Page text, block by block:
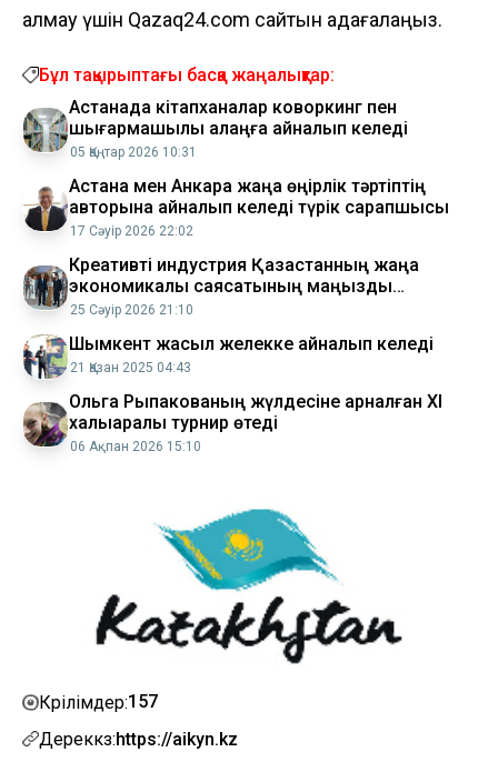
алмау үшін Qazaq24.com сайтын қадағалаңыз.
Бұл тақырыптағы басқа жаңалықтар:
Астанада кітапханалар коворкинг пен
шығармашылық алаңға айналып келеді
05 Қаңтар 2026 10:31
Астана мен Анкара жаңа өңірлік тәртіптің
авторына айналып келеді түрік сарапшысы
17 Сәуір 2026 22:02
Креативті индустрия Қазақстанның жаңа
экономикалық саясатының маңызды
бағытына айналып келеді Аида Балаева
25 Сәуір 2026 21:10
Шымкент жасыл желекке айналып келеді
21 Қазан 2025 04:43
Ольга Рыпакованың жүлдесіне арналған XI
халықаралық турнир өтеді
06 Ақпан 2026 15:10
Көрілімдер:157
Дереккөз:https://aikyn.kz